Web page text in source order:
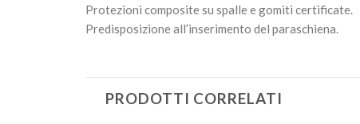
Protezioni composite su spalle e gomiti certificate.
Predisposizione all’inserimento del paraschiena.
PRODOTTI CORRELATI